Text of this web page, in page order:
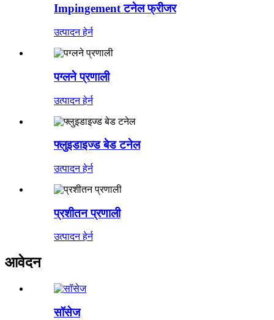
Impingement टनेल फ्रीजर
उत्पादन हेर्न
पग्लने प्रणाली
उत्पादन हेर्न
फ्लुइडाइज्ड बेड टनेल
उत्पादन हेर्न
प्रशीतन प्रणाली
उत्पादन हेर्न
आवेदन
सॉसेज